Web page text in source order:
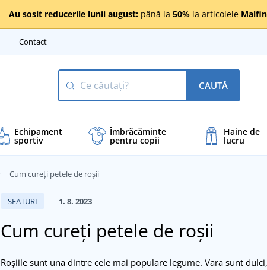
Au sosit reducerile lunii august: până la 50% la articolele
Contact
CAUTĂ
Echipament
sportiv
Îmbrăcăminte
pentru copii
Haine de
lucru
Cum cureți petele de roșii
SFATURI 1. 8. 2023
Cum cureți petele de roșii
Roșiile sunt una dintre cele mai populare legume. Vara sunt